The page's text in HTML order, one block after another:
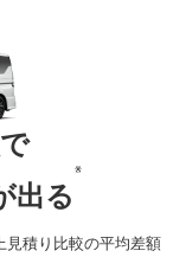
出る
※
見積り比較の平均差額